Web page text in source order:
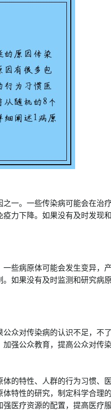
一。一些传染病可能会在治疗
力下降。如果没有及时发现
些病原体可能会发生变异，
如果没有及时监测和研究病
众对传染病的认识不足，不
强公众教育，提高公众对传
的特性、人群的行为习惯、
特性的研究，制定科学合理
医疗资源的配置，提高医疗